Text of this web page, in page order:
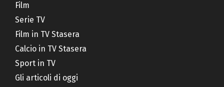
Film
Serie TV
Film in TV Stasera
Calcio in TV Stasera
Sport in TV
Gli articoli di oggi